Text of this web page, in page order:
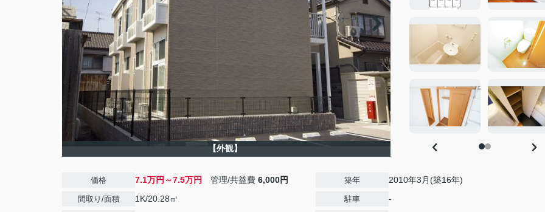
【外観】
価格 7.1万円～7.5万円 管理/共益費 6,000円
間取り/面積 1K/20.28㎡
築年 2010年3月(築16年)
駐車 -